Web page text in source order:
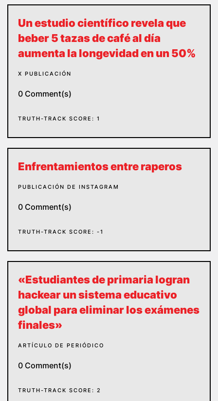
Un estudio científico revela que
beber 5 tazas de café al día
aumenta la longevidad en un 50%
X PUBLICACIÓN
0 Comment(s)
TRUTH-TRACK SCORE: 1
Enfrentamientos entre raperos
PUBLICACIÓN DE INSTAGRAM
0 Comment(s)
TRUTH-TRACK SCORE: -1
«Estudiantes de primaria logran
hackear un sistema educativo
global para eliminar los exámenes
finales»
ARTÍCULO DE PERIÓDICO
0 Comment(s)
TRUTH-TRACK SCORE: 2